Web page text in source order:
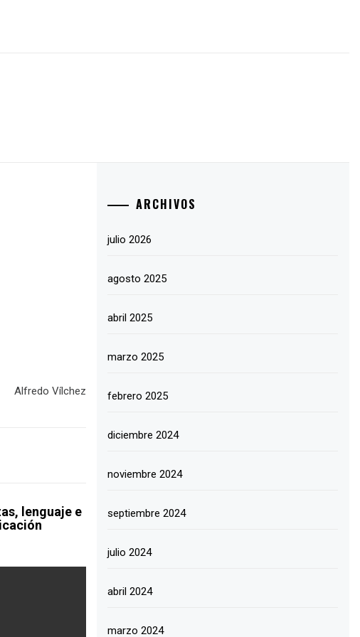
Alfredo Vílchez
lenguaje e
ARCHIVOS
julio 2026
agosto 2025
abril 2025
marzo 2025
febrero 2025
diciembre 2024
noviembre 2024
septiembre 2024
julio 2024
abril 2024
marzo 2024